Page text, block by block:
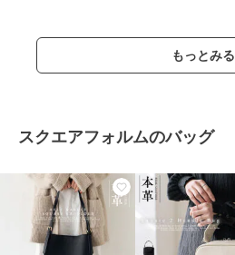
もっとみる
スクエアフォルムのバッグ